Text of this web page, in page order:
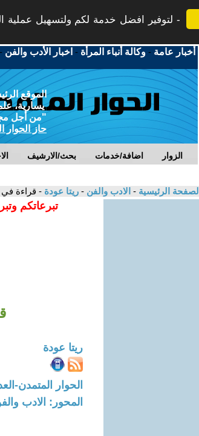
لتوفير افضل خدمة لكم ولتسهيل عملية
أخبار عامة -وكالة أنباء المرأة - اخبار الأدب والفن
الموقع
يسارية،
"من أجل
حاز الحوار
بحث/الارشيف اضافة/خدمات الزوار
الصفحة الرئيسية - الادب والفن - ريتا عودة - قراءة
تبرعاتكم
ريتا عودة
الحوار المتمدن-العدد: 8723 - 2026 / 6 / 1
المحور: الادب